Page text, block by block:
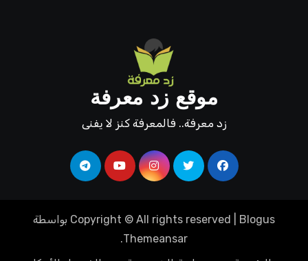
موقع زد معرفة
زد معرفة.. فالمعرفة كنز لا يفنى
Copyright © All rights reserved Blogus
بواسطة
Themeansar
.